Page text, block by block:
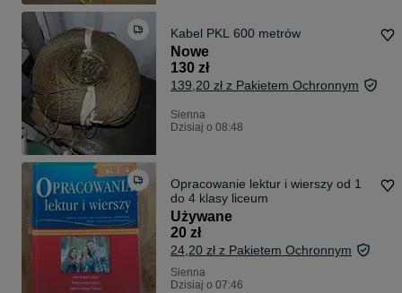
Kabel PKL 600 metrów
Nowe
130 zł
139,20 zł z Pakietem Ochronnym
Sienna
Dzisiaj o 08:48
Opracowanie lektur i wierszy od 1
do 4 klasy liceum
Używane
20 zł
24,20 zł z Pakietem Ochronnym
Sienna
Dzisiaj o 07:46